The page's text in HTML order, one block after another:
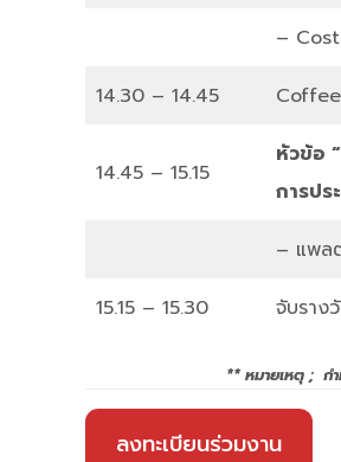
–
14.30 – 14.45
14.45 – 15.15
หัวข้อ “
การปร
– แพล
15.15 – 15.30 จับราง
** หมายเหตุ ; ก
ลงทะเบียนร่วมงาน